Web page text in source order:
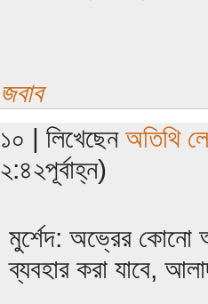
জবাব
১০ | লিখেছেন অতিথি
২:৪২পূর্বাহ্ন)
মুর্শেদ: অভ্রের কোনো
ব্যবহার করা যাবে,